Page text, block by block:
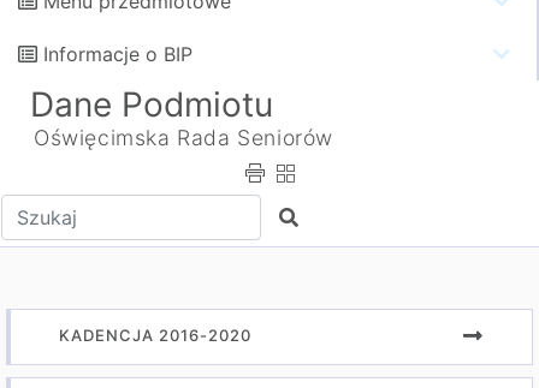
Informacje o BIP
Dane Podmiotu
Oświęcimska Rada Seniorów
Wpisz tekst do wyszukania Szukaj
KADENCJA 2016-2020